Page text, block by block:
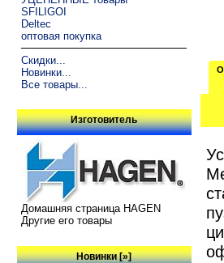
SFILIGOI
Deltec
оптовая покупка
Скидки...
Новинки...
Все товары...
Изготовитель
Домашняя страница HAGEN
Другие его товары
Новинки [»]